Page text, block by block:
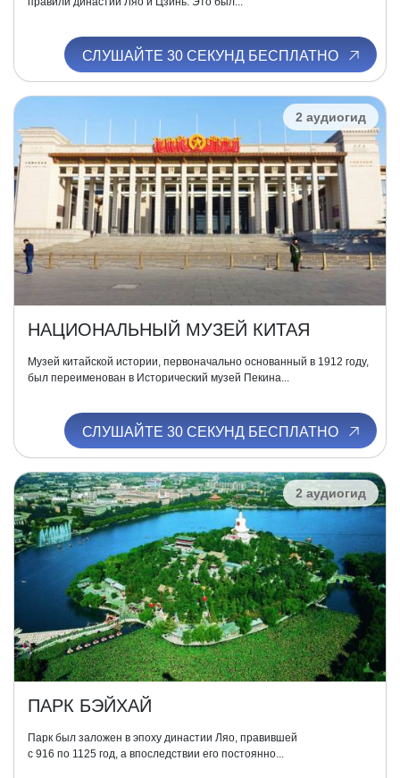
СЛУШАЙТЕ 30 СЕКУНД БЕСПЛАТНО
2 аудиогид
НАЦИОНАЛЬНЫЙ МУЗЕЙ КИТАЯ
Музей китайской истории, первоначально основанный в 1912 году,
был переименован в Исторический музей Пекина...
СЛУШАЙТЕ 30 СЕКУНД БЕСПЛАТНО
2 аудиогид
ПАРК БЭЙХАЙ
Парк был заложен в эпоху династии Ляо, правившей
с 916 по 1125 год, а впоследствии его постоянно...